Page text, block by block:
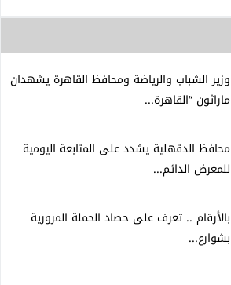
وزير الشباب والرياضة ومحافظ القاهرة يشهدان
ماراثون “القاهرة...
محافظ الدقهلية يشدد على المتابعة اليومية
للمعرض الدائم...
بالأرقام .. تعرف على حصاد الحملة المرورية
بشوارع...